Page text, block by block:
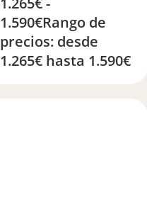
1.590€Rango de
precios: desde
1.265€ hasta 1.590€